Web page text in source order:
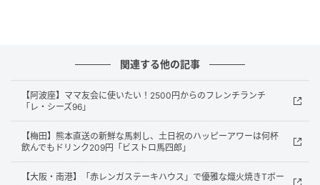
出典：リビング大阪Web
お目当ての手づくり洋食のお昼の定食は、トンテキ定
関連する他の記事
【阿波座】ママ友会に使いたい！2500円からのフレンチランチ
「レ・シーズ96」
【梅田】熊本直送の新鮮な馬刺し、土日祝のハッピーアワーは何杯
飲んでもドリンク209円「ビストロ馬四郎」
【大阪・南港】「赤レンガステーキハウス」で優雅な熾火焼きTボー